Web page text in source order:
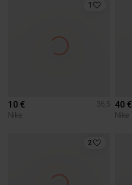
1
10 €
36,5
Nike
40 €
Nike
2